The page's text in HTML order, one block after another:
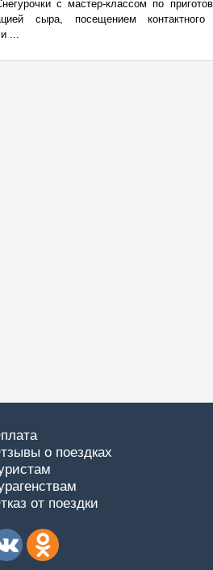
с мастер-классом по
сыра, посещением
...
о поездках
от поездки